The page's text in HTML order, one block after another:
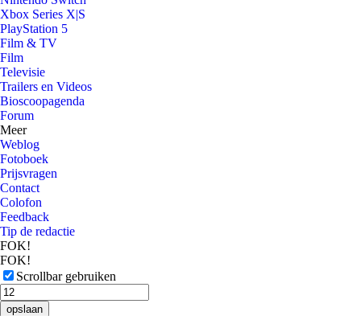
Xbox Series X|S
PlayStation 5
Film & TV
Film
Televisie
Trailers en Videos
Bioscoopagenda
Forum
Meer
Weblog
Fotoboek
Prijsvragen
Contact
Colofon
Feedback
Tip de redactie
FOK!
FOK!
Scrollbar gebruiken
opslaan